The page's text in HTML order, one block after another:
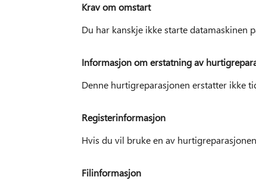
Krav om omstart
Du har kanskje ikke starte datamaskinen
Informasjon om erstatning av
Denne hurtigreparasjonen erstatter ikke
Registerinformasjon
Hvis du vil bruke en av
Filinformasjon